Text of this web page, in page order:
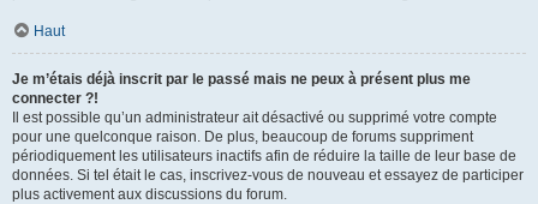
Haut
Je m’étais déjà inscrit par le passé mais ne peux à présent plus me
connecter ?!
Il est possible qu’un administrateur ait désactivé ou supprimé votre compte
pour une quelconque raison. De plus, beaucoup de forums suppriment
périodiquement les utilisateurs inactifs afin de réduire la taille de leur base de
données. Si tel était le cas, inscrivez-vous de nouveau et essayez de participer
plus activement aux discussions du forum.